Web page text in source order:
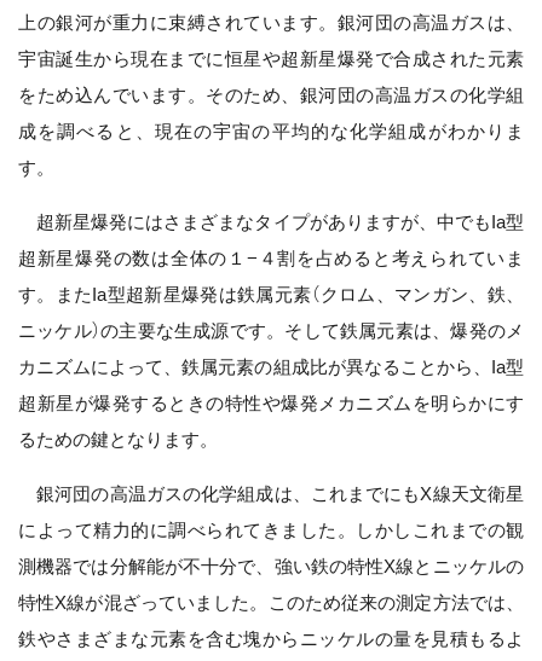
上の銀河が重力に束縛されています。銀河団の高温ガスは、
宇宙誕生から現在までに恒星や超新星爆発で合成された元素
をため込んでいます。そのため、銀河団の高温ガスの化学組
成を調べると、現在の宇宙の平均的な化学組成がわかりま
す。
超新星爆発にはさまざまなタイプがありますが、中でもIa型
超新星爆発の数は全体の１−４割を占めると考えられていま
す。またIa型超新星爆発は鉄属元素（クロム、マンガン、鉄、
ニッケル）の主要な生成源です。そして鉄属元素は、爆発のメ
カニズムによって、鉄属元素の組成比が異なることから、Ia型
超新星が爆発するときの特性や爆発メカニズムを明らかにす
るための鍵となります。
銀河団の高温ガスの化学組成は、これまでにもX線天文衛星
によって精力的に調べられてきました。しかしこれまでの観
測機器では分解能が不十分で、強い鉄の特性X線とニッケルの
特性X線が混ざっていました。このため従来の測定方法では、
鉄やさまざまな元素を含む塊からニッケルの量を見積もるよ